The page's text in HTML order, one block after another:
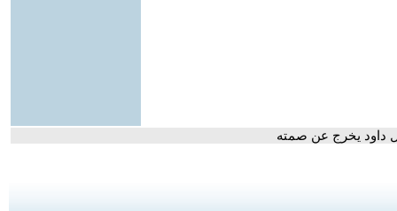
داود يخرج عن صمته